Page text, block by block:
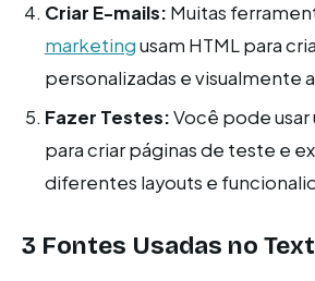
Criar E-mails: Muitas
marketingusam HTML para
personalizadas e visualmente
Fazer Testes:Você pode
para criar páginas de teste e
diferentes layouts e
3 Fontes Usadas no